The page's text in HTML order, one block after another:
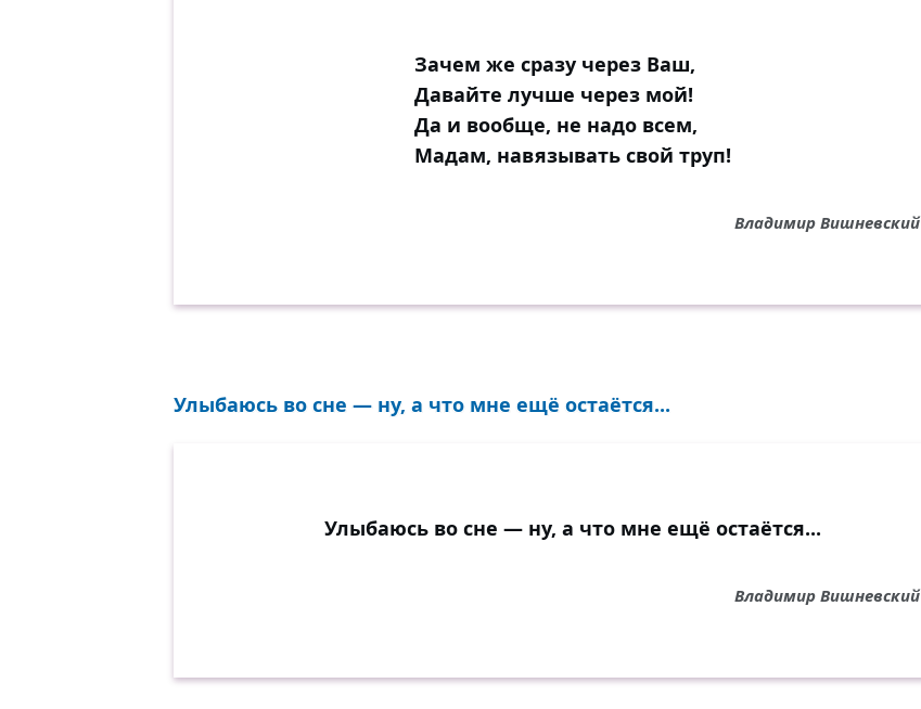
Зачем же сразу через Ваш,
Давайте лучше через мой!
Да и вообще, не надо всем,
Мадам, навязывать свой труп!
Владимир Вишневский
Улыбаюсь во сне — ну, а что мне ещё остаётся...
Улыбаюсь во сне — ну, а что мне ещё остаётся...
Владимир Вишневский